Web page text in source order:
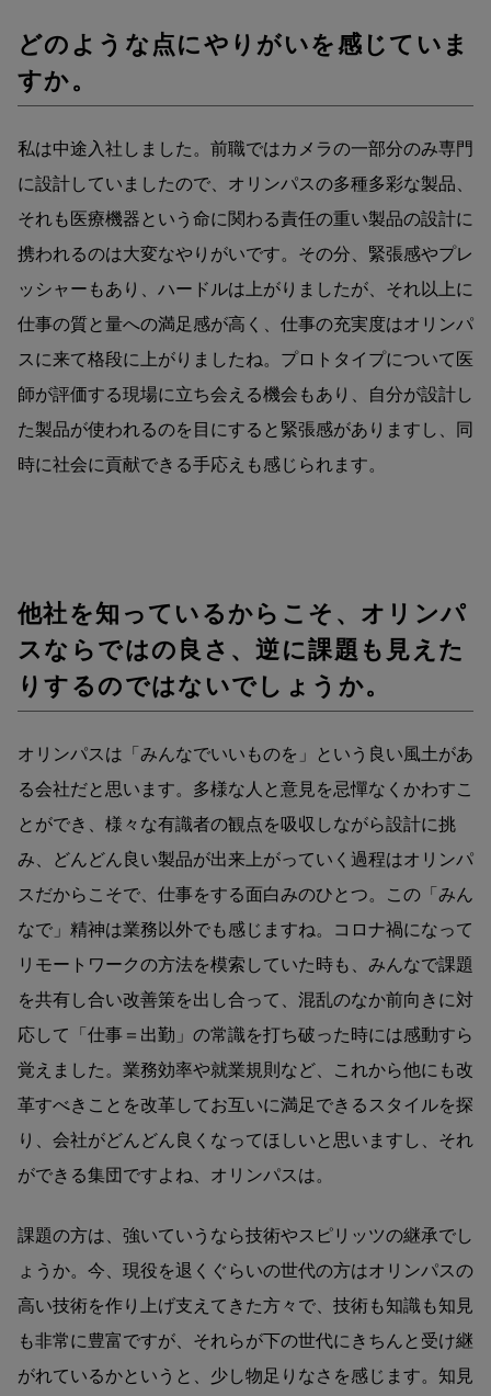
どのような点にやりがいを感じていま
すか。
私は中途入社しました。前職ではカメラの一部分のみ専門
に設計していましたので、オリンパスの多種多彩な製品、
それも医療機器という命に関わる責任の重い製品の設計に
携われるのは大変なやりがいです。その分、緊張感やプレ
ッシャーもあり、ハードルは上がりましたが、それ以上に
仕事の質と量への満足感が高く、仕事の充実度はオリンパ
スに来て格段に上がりましたね。プロトタイプについて医
師が評価する現場に立ち会える機会もあり、自分が設計し
た製品が使われるのを目にすると緊張感がありますし、同
時に社会に貢献できる手応えも感じられます。
他社を知っているからこそ、オリンパ
スならではの良さ、逆に課題も見えた
りするのではないでしょうか。
オリンパスは「みんなでいいものを」という良い風土があ
る会社だと思います。多様な人と意見を忌憚なくかわすこ
とができ、様々な有識者の観点を吸収しながら設計に挑
み、どんどん良い製品が出来上がっていく過程はオリンパ
スだからこそで、仕事をする面白みのひとつ。この「みん
なで」精神は業務以外でも感じますね。コロナ禍になって
リモートワークの方法を模索していた時も、みんなで課題
を共有し合い改善策を出し合って、混乱のなか前向きに対
応して「仕事＝出勤」の常識を打ち破った時には感動すら
覚えました。業務効率や就業規則など、これから他にも改
革すべきことを改革してお互いに満足できるスタイルを探
り、会社がどんどん良くなってほしいと思いますし、それ
ができる集団ですよね、オリンパスは。
課題の方は、強いていうなら技術やスピリッツの継承でし
ょうか。今、現役を退くぐらいの世代の方はオリンパスの
高い技術を作り上げ支えてきた方々で、技術も知識も知見
も非常に豊富ですが、それらが下の世代にきちんと受け継
がれているかというと、少し物足りなさを感じます。知見